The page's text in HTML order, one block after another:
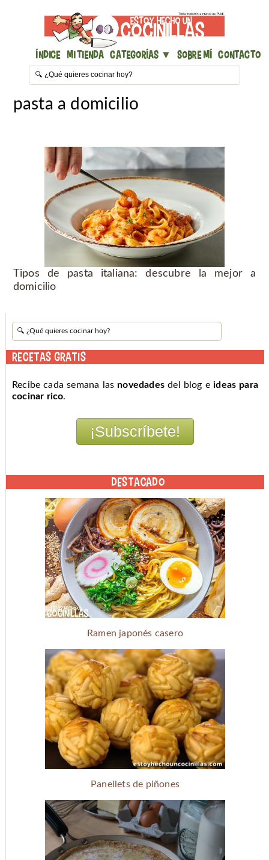
Índice Mi Tienda Categorías ▼ Sobre mí Contacto
pasta a domicilio
Tipos de pasta italiana: descubre la mejor a
domicilio
RECETAS GRATIS
Recibe cada semana las novedades del blog eideas para
cocinar rico.
DESTACADO
Ramen japonés casero
Panellets de piñones